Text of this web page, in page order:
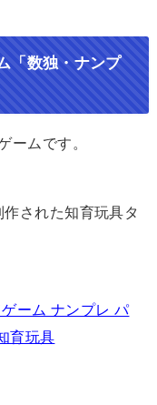
「数独・ナンプ
ームです。
された知育玩具タ
ーム ナンプレ パ
育玩具